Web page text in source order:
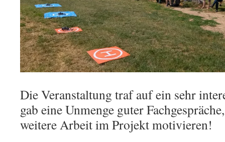
Die Veranstaltung traf auf ein sehr
gab eine Unmenge guter
weitere Arbeit im Projekt motivieren!